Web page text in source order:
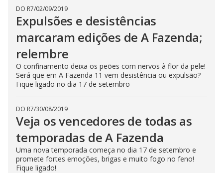
DO R7/02/09/2019
Expulsões e desistências
marcaram edições de A Fazenda;
relembre
O confinamento deixa os peões com nervos à flor da pele!
Será que em A Fazenda 11 vem desistência ou expulsão?
Fique ligado no dia 17 de setembro
DO R7/30/08/2019
Veja os vencedores de todas as
temporadas de A Fazenda
Uma nova temporada começa no dia 17 de setembro e
promete fortes emoções, brigas e muito fogo no feno!
Fique ligado!